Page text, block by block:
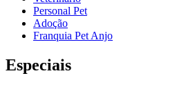
Personal Pet
Adoção
Franquia Pet Anjo
Especiais